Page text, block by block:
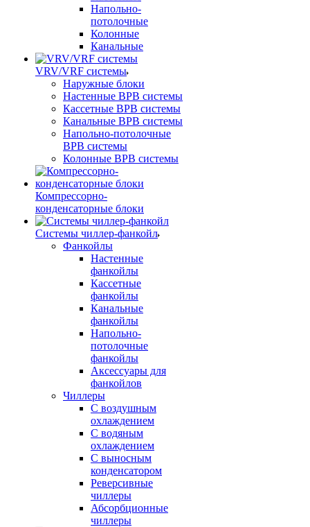
Напольно-
потолочные
Колонные
Канальные
VRV/VRF системы
Наружные блоки
Настенные ВРВ системы
Кассетные ВРВ системы
Канальные ВРВ системы
Напольно-потолочные
ВРВ системы
Колонные ВРВ системы
Компрессорно-
конденсаторные блоки
Системы чиллер-фанкойл
Фанкойлы
Настенные
фанкойлы
Кассетные
фанкойлы
Канальные
фанкойлы
Напольно-
потолочные
фанкойлы
Аксессуары для
фанкойлов
Чиллеры
С воздушным
охлаждением
С водяным
охлаждением
С выносным
конденсатором
Реверсивные
чиллеры
Абсорбционные
чиллеры